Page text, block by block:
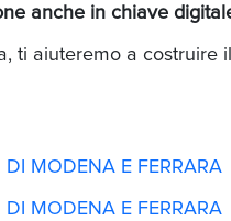
anche in chiave
ti aiuteremo a costruire
MODENA E FERRARA
MODENA E FERRARA